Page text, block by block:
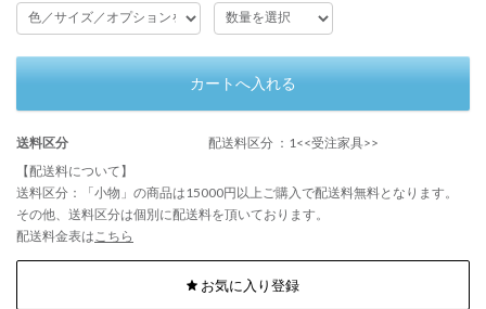
カートへ入れる
送料区分
配送料区分 ：1<<受注家具>>
【配送料について】
送料区分：「小物」の商品は15000円以上ご購入で配送料無料となります。
その他、送料区分は個別に配送料を頂いております。
配送料金表は こちら
お気に入り登録